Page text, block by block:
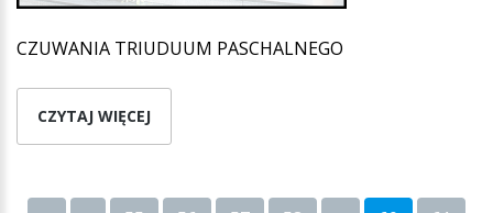
CZUWANIA TRIUDUUM PASCHALNEGO
CZYTAJ WIĘCEJ